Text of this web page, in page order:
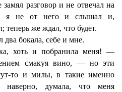
разговор и не отвечал на
я не от него и слышал и,
теперь же ждал, что будет.
бокала, себе и мне.
хоть и побранила меня! —
смакуя вино, — но эти
то и милы, в такие именно
думала, что меня